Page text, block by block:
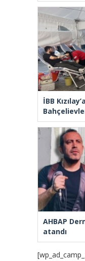
İBB
AHBAP
atandı